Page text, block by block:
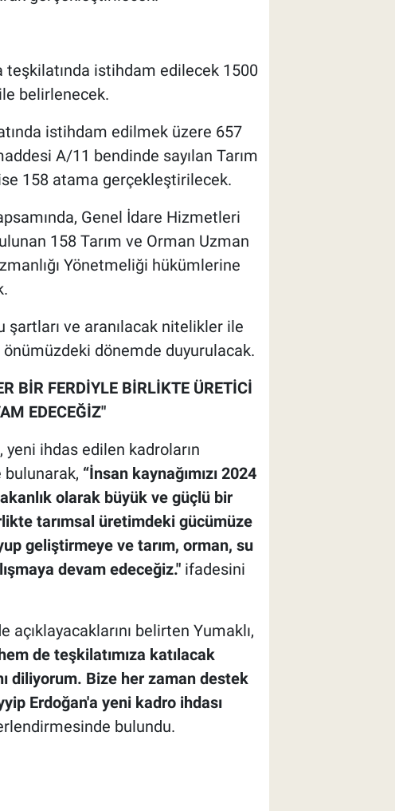
teşkilatında istihdam edilecek 1500
belirlenecek.
istihdam edilmek üzere 657
A/11 bendinde sayılan Tarım
158 atama gerçekleştirilecek.
Genel İdare Hizmetleri
158 Tarım ve Orman Uzman
Yönetmeliği hükümlerine
şartları ve aranılacak nitelikler ile
dönemde duyurulacak.
BİR FERDİYLE BİRLİKTE ÜRETİCİ
EDECEĞİZ"
yeni ihdas edilen kadroların
bulunarak, “İnsan kaynağımızı 2024
olarak büyük ve güçlü bir
tarımsal üretimdeki gücümüze
geliştirmeye ve tarım, orman, su
devam edeceğiz."ifadesini
açıklayacaklarını belirten Yumaklı,
de teşkilatımıza katılacak
diliyorum. Bize her zaman destek
Erdoğan'a yeni kadro ihdası
bulundu.